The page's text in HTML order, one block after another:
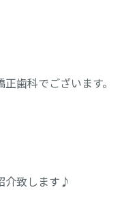
歯科でございます。
介致します♪